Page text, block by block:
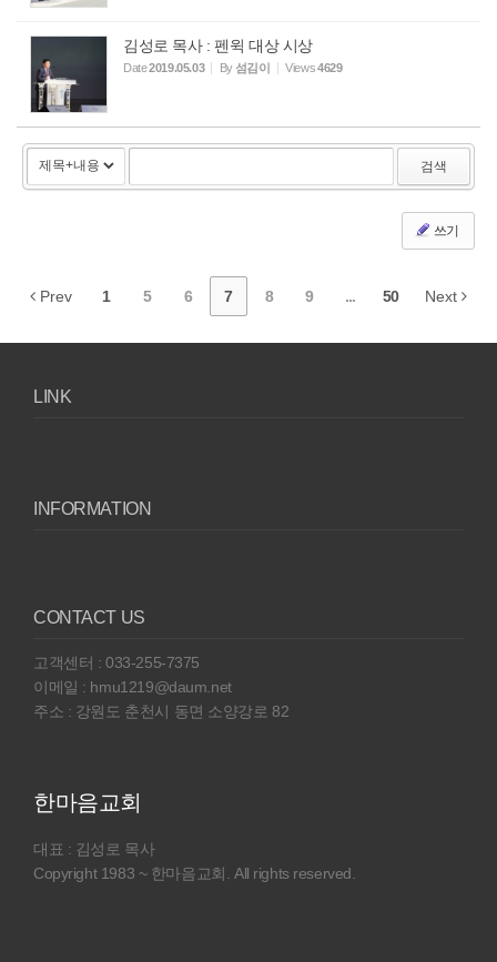
김성로 목사 : 펜윅 대상 시상
Date2019.05.03 By섬김이 Views4629
검색
쓰기
Prev 1 5 6 7 8 9 ... 50 Next
LINK
INFORMATION
CONTACT US
고객센터 : 033-255-7375
이메일 : hmu1219@daum.net
주소 : 강원도 춘천시 동면 소양강로 82
한마음교회
대표 : 김성로 목사
Copyright 1983 ~ 한마음교회. All rights reserved.